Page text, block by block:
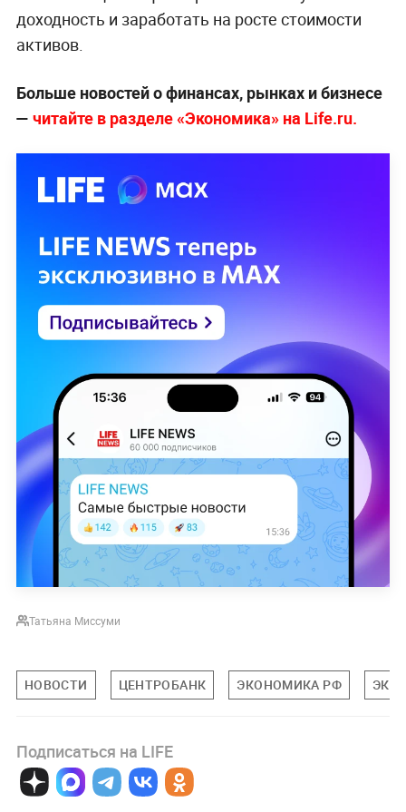
доходность и заработать на росте стоимости
активов.
Больше новостей о финансах, рынках и бизнесе
— читайте в разделе «Экономика» на Life.ru.
Татьяна Миссуми
НОВОСТИ ЦЕНТРОБАНК ЭКОНОМИКА РФ
Подписаться на LIFE